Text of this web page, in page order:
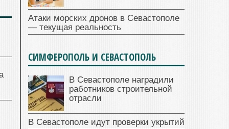
Атаки морских дронов в Севастополе
— текущая реальность
СИМФЕРОПОЛЬ И СЕВАСТОПОЛЬ
В Севастополе наградили
работников строительной
отрасли
В Севастополе идут проверки укрытий